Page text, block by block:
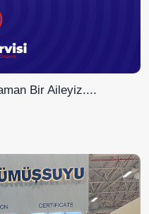
Bir Aileyiz....